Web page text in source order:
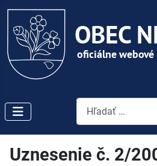
Vyhľadávanie
Uznesenie č. 2/